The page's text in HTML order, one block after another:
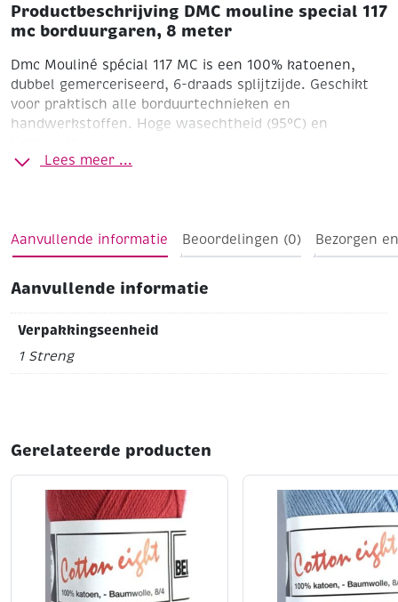
Productbeschrijving DMC mouline special 117
mc borduurgaren, 8 meter
Dmc Mouliné spécial 117 MC is een 100% katoenen,
dubbel gemerceriseerd, 6-draads splijtzijde. Geschikt
voor praktisch alle borduurtechnieken en
handwerkstoffen. Hoge wasechtheid (95°C) en
Lees meer ...
Aanvullende informatie Beoordelingen (0) Bezorgen
Aanvullende informatie
Verpakkingseenheid
1 Streng
Gerelateerde producten